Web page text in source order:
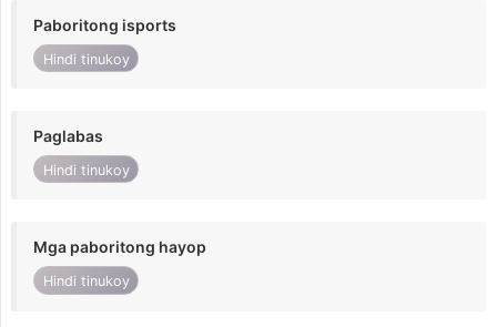
Paboritong isports
Hindi tinukoy
Paglabas
Hindi tinukoy
Mga paboritong hayop
Hindi tinukoy